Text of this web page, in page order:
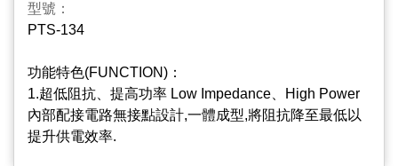
源時按下“OFF”切斷本插座電源, 同時斷電器內置紅燈可
識別插座是否正常工作.
5.2+3孔多功能擴充座, 2 Plus 3 Port Multifunctional
And Ulti-Hubs Design
方便2P和3P的家電共用;
型號：
PTS-134
功能特色(FUNCTION)：
1.超低阻抗、提高功率 Low Impedance、High Power
內部配接電路無接點設計,一體成型,將阻抗降至最低以
提升供電效率.